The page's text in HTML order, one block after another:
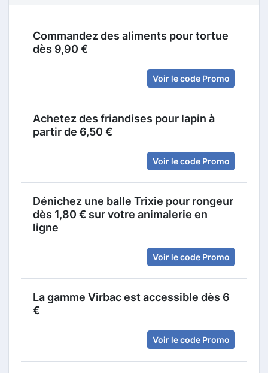
Commandez des aliments pour tortue
dès 9,90 €
Voir le code Promo
Achetez des friandises pour lapin à
partir de 6,50 €
Voir le code Promo
Dénichez une balle Trixie pour rongeur
dès 1,80 € sur votre animalerie en
ligne
Voir le code Promo
La gamme Virbac est accessible dès 6
€
Voir le code Promo